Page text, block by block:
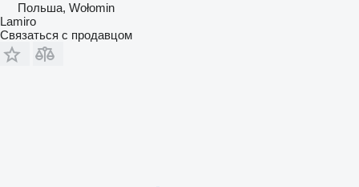
Польша, Wołomin
Lamiro
Связаться с продавцом